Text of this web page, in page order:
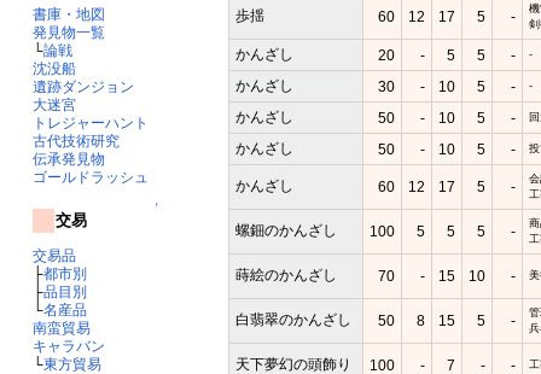
書庫・地図
発見物一覧
└論戦
沈没船
遺跡ダンジョン
大迷宮
トレジャーハント
古代技術研究
伝承発見物
ゴールドラッシュ
↑
交易
交易品
├都市別
├品目別
└名産品
南蛮貿易
キャラバン
└東方貿易
歩揺 60 12 17 5 -
かんざし 20 - 5 5 - -
かんざし 30 - 10 5 - -
かんざし 50 - 10 5 -
かんざし 50 - 10 5 -
かんざし 60 12 17 5 -
螺鈿のかんざし 100 5 5 5 -
蒔絵のかんざし 70 - 15 10 -
白翡翠のかんざし 50 8 15 5 -
天下夢幻の頭飾り 100 - 7 - -